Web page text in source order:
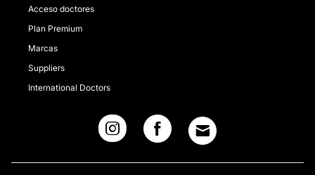
Acceso doctores
Plan Premium
Marcas
Suppliers
International Doctors